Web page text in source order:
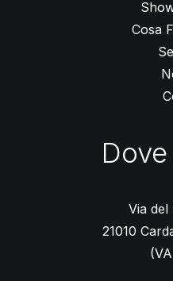
Cosa
Via del
21010